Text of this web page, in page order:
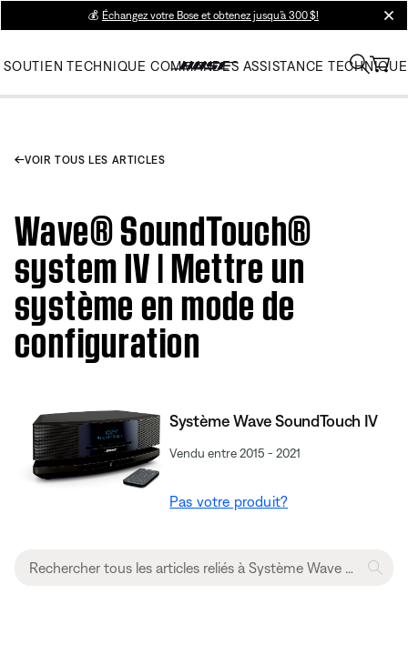
💰 Échangez votre Bose et obtenez jusqu’à 300 $!
SOUTIEN TECHNIQUE COMMANDES ASSISTANCE TECHNIQUE
VOIR TOUS LES ARTICLES
Wave® SoundTouch®
system IV | Mettre un
système en mode de
configuration
Système Wave SoundTouch IV
Vendu entre 2015 - 2021
Pas votre produit?